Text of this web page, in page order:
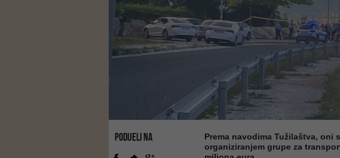
PODIJELI NA
Prema navodima Tužilaštva, oni
organiziranjem grupe za